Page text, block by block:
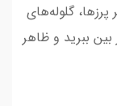
گلوله‌های
ببرید و ظاهر